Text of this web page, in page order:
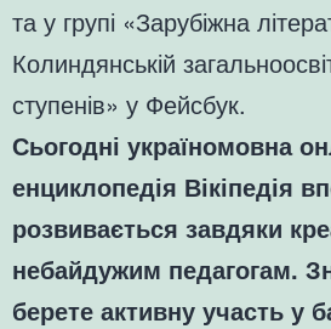
та у групі «Зарубіжна
Колиндянській
ступенів» у Фейсбук.
Сьогодні україномовна
енциклопедія Вікіпедія
розвивається завдяки
небайдужим педагогам.
берете активну участь у